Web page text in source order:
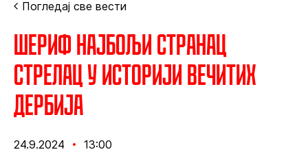
Погледај све вести
Шериф најбољи странац
стрелац у историји вечитих
дербија
24.9.2024 13:00